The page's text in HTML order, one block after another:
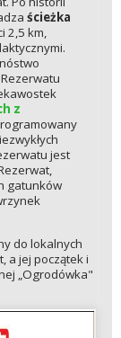
ścieżka
2,5 km,
z
jest
gatunków
do lokalnych
a jej początek i
„Ogrodówka"